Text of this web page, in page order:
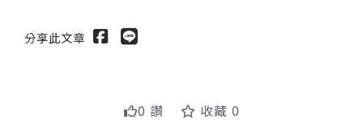
分享此文章
0 讚 收藏 0